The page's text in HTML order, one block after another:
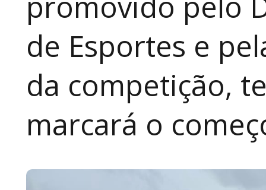
de Esportes e
da competição,
marcará o